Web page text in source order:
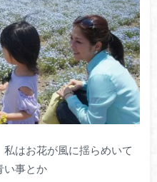
はお花が風に揺らめいて
い事とか